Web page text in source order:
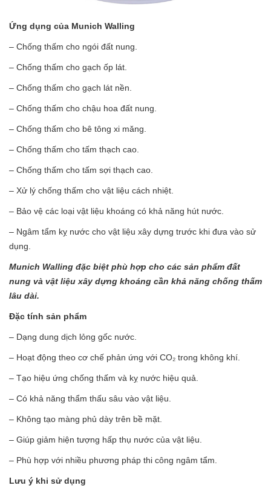
Ứng dụng của Munich Walling
– Chống thấm cho ngói đất nung.
– Chống thấm cho gạch ốp lát.
– Chống thấm cho gạch lát nền.
– Chống thấm cho chậu hoa đất nung.
– Chống thấm cho bê tông xi măng.
– Chống thấm cho tấm thạch cao.
– Chống thấm cho tấm sợi thạch cao.
– Xử lý chống thấm cho vật liệu cách nhiệt.
– Bảo vệ các loại vật liệu khoáng có khả năng hút nước.
– Ngâm tẩm kỵ nước cho vật liệu xây dựng trước khi đưa vào sử
dụng.
Munich Walling đặc biệt phù hợp cho các sản phẩm đất
nung và vật liệu xây dựng khoáng cần khả năng chống thấm
lâu dài.
Đặc tính sản phẩm
– Dạng dung dịch lỏng gốc nước.
– Hoạt động theo cơ chế phản ứng với CO₂ trong không khí.
– Tạo hiệu ứng chống thấm và kỵ nước hiệu quả.
– Có khả năng thẩm thấu sâu vào vật liệu.
– Không tạo màng phủ dày trên bề mặt.
– Giúp giảm hiện tượng hấp thụ nước của vật liệu.
– Phù hợp với nhiều phương pháp thi công ngâm tẩm.
Lưu ý khi sử dụng